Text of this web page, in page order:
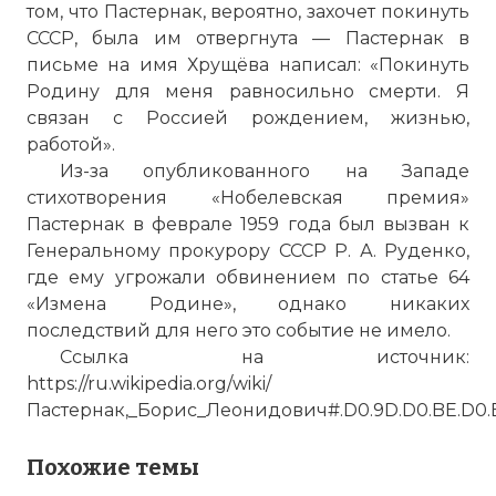
том, что Пастернак, вероятно, захочет покинуть
СССР, была им отвергнута — Пастернак в
письме на имя Хрущёва написал: «Покинуть
Родину для меня равносильно смерти. Я
связан с Россией рождением, жизнью,
работой».
Из-за опубликованного на Западе
стихотворения «Нобелевская премия»
Пастернак в феврале 1959 года был вызван к
Генеральному прокурору СССР Р. А. Руденко,
где ему угрожали обвинением по статье 64
«Измена Родине», однако никаких
последствий для него это событие не имело.
Ссылка на источник:
https://ru.wikipedia.org/wiki/
Похожие темы